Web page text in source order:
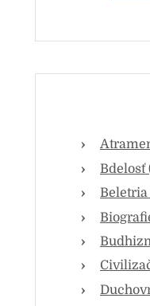
Bdelosť
Beletria